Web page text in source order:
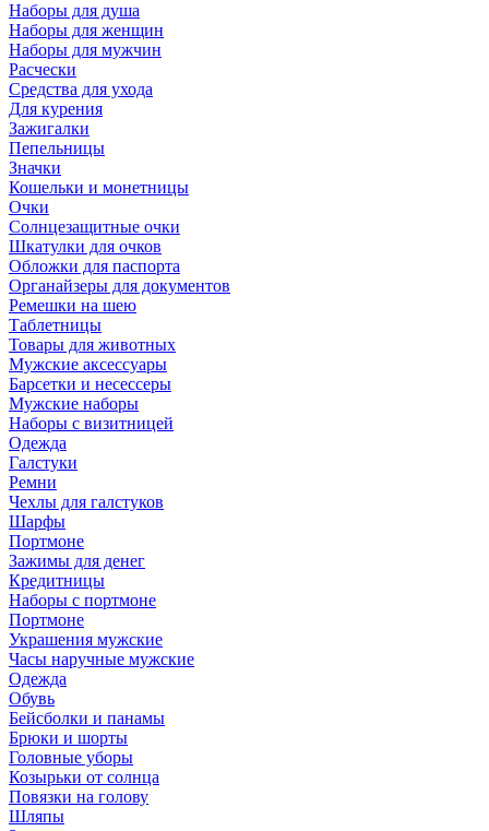
Наборы для душа
Наборы для женщин
Наборы для мужчин
Расчески
Средства для ухода
Для курения
Зажигалки
Пепельницы
Значки
Кошельки и монетницы
Очки
Солнцезащитные очки
Шкатулки для очков
Обложки для паспорта
Органайзеры для документов
Ремешки на шею
Таблетницы
Товары для животных
Мужские аксессуары
Барсетки и несессеры
Мужские наборы
Наборы с визитницей
Одежда
Галстуки
Ремни
Чехлы для галстуков
Шарфы
Портмоне
Зажимы для денег
Кредитницы
Наборы с портмоне
Портмоне
Украшения мужские
Часы наручные мужские
Одежда
Обувь
Бейсболки и панамы
Брюки и шорты
Головные уборы
Козырьки от солнца
Повязки на голову
Шляпы